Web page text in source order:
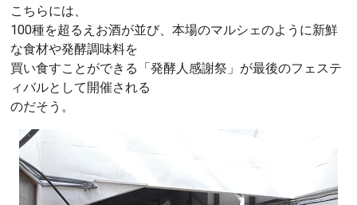
こちらには、
100種を超るえお酒が並び、本場のマルシェのように新鮮
な食材や発酵調味料を
買い食すことができる「発酵人感謝祭」が最後のフェステ
ィバルとして開催される
のだそう。